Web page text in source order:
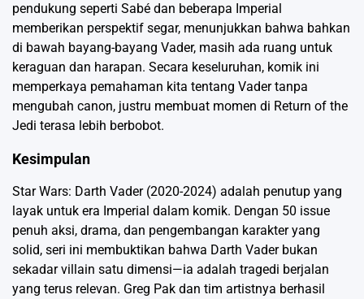
pendukung seperti Sabé dan beberapa Imperial
memberikan perspektif segar, menunjukkan bahwa bahkan
di bawah bayang-bayang Vader, masih ada ruang untuk
keraguan dan harapan. Secara keseluruhan, komik ini
memperkaya pemahaman kita tentang Vader tanpa
mengubah canon, justru membuat momen di Return of the
Jedi terasa lebih berbobot.
Kesimpulan
Star Wars: Darth Vader (2020-2024) adalah penutup yang
layak untuk era Imperial dalam komik. Dengan 50 issue
penuh aksi, drama, dan pengembangan karakter yang
solid, seri ini membuktikan bahwa Darth Vader bukan
sekadar villain satu dimensi—ia adalah tragedi berjalan
yang terus relevan. Greg Pak dan tim artistnya berhasil